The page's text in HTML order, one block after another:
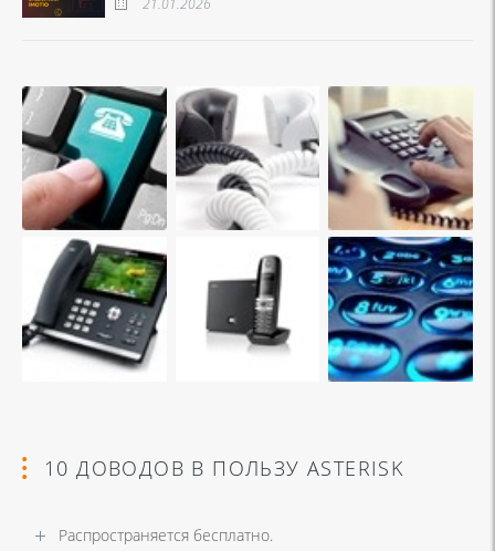
21.01.2026
10 ДОВОДОВ В ПОЛЬЗУ ASTERISK
Распространяется бесплатно.